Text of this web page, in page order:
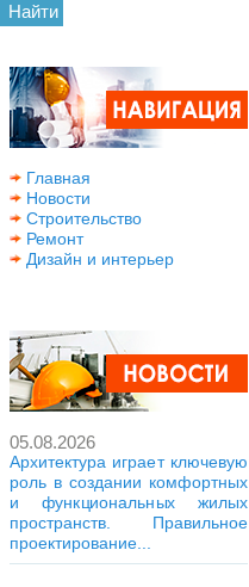
Найти
Главная
Новости
Строительство
Ремонт
Дизайн и интерьер
05.08.2026
Архитектура играет ключевую
роль в создании комфортных
и функциональных жилых
пространств. Правильное
проектирование...